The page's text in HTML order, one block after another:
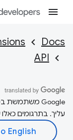
Docs
API
עליך. בתרגומים כאלו